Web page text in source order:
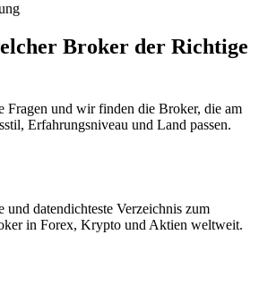
Broker der Richtige
Fragen und wir finden die Broker, die am
Erfahrungsniveau und Land passen.
und datendichteste Verzeichnis zum
in Forex, Krypto und Aktien weltweit.